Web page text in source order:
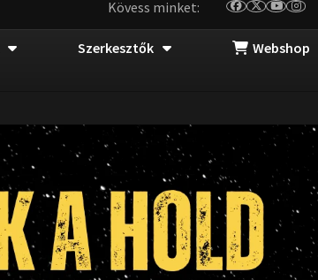
Kövess minket:
Szerkesztők Webshop